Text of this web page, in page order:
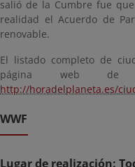
salió de la Cumbre fue
realidad el Acuerdo de
renovable.
El listado completo de
página web
http://horadelplaneta.es/
WWF
Lugar de realización: